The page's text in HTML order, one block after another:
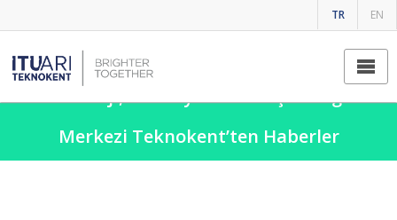
TR EN
Teknoloji, İnovasyon ve Girişimciliğin
Merkezi Teknokent’ten Haberler